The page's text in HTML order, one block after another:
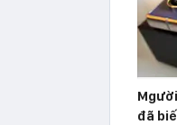
đã